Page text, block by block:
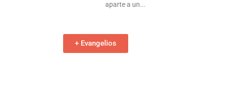
aparte a un
+ Evangelios